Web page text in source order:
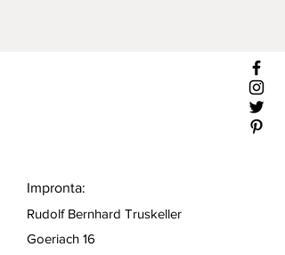
Impronta:
Rudolf Bernhard Truskeller
Goeriach 16